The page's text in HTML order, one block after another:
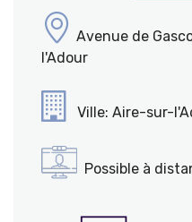
Avenue de
l'Adour
Ville: Aire-sur-
Possible à